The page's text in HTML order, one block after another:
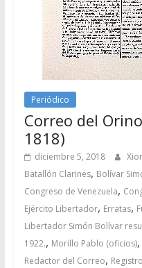
Periódico
Correo del
1818)
diciembre 5, 2018
Batallón Clarines, Bolívar
Congreso de Venezuela,
Ejército Libertador, Erratas,
Libertador Simón Bolívar
1922., Morillo Pablo (oficios),
Redactor del Correo,